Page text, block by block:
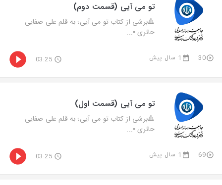
تو می آیی (قسمت دوم)
🔺برشی از کتاب تو می آیی؛ به قلم علی صفایی
حائری ▫...
30 1 سال پیش 03:25
تو می آیی (قسمت اول)
🔺برشی از کتاب تو می آیی؛ به قلم علی صفایی
حائری ▫...
69 1 سال پیش 03:25